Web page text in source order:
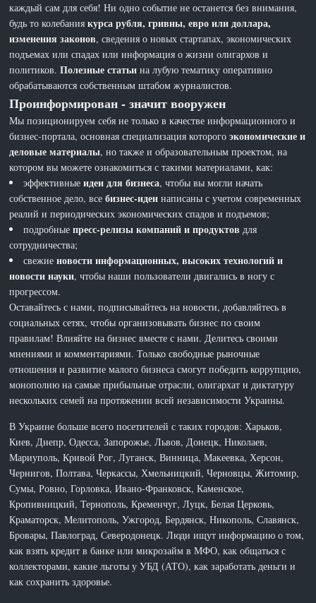
каждый сам для себя! Ни одно событие не останется без внимания,
будь то колебаниякурса рубля, гривны, евро или доллара,
изменения законов, сведения о новых стартапах, экономических
подъемах или спадах или информация о жизни олигархов и
политиков.Полезные статьи на лубую тематику оперативно
обрабатываются собственным штабом журналистов.
Проинформирован - значит вооружен
Мы позиционируем себя не только в качестве информационного и
бизнес-портала, основная специализация которогоэкономические и
деловые материалы, но также и образовательным проектом, на
котором вы можете ознакомиться с такими материалами, как:
эффективныеидеи для бизнеса, чтобы вы могли начать
собственное дело, всебизнес-идеи написаны с учетом современных
реалий и периодических экономических спадов и подъемов;
подробныепресс-релизы компаний и продуктов для
сотрудничества;
свежиеновости информационных, высоких технологий и
новости науки, чтобы наши пользователи двигались в ногу с
прогрессом.
Оставайтесь с нами, подписывайтесь на новости, добавляйтесь в
социальных сетях, чтобы организовывать бизнес по своим
правилам! Влияйте на бизнес вместе с нами. Делитесь своими
мнениями и комментариями. Только свободные рыночные
отношения и развитие малого бизнеса смогут победить коррупцию,
монополию на самые прибыльные отрасли, олигархат и диктатуру
нескольких семей на протяжении всей независимости Украины.
В Украине больше всего посетителей с таких городов: Харьков,
Киев, Днепр, Одесса, Запорожье, Львов, Донецк, Николаев,
Мариуполь, Кривой Рог, Луганск, Винница, Макеевка, Херсон,
Чернигов, Полтава, Черкассы, Хмельницкий, Черновцы, Житомир,
Сумы, Ровно, Горловка, Ивано-Франковск, Каменское,
Кропивницкий, Тернополь, Кременчуг, Луцк, Белая Церковь,
Краматорск, Мелитополь, Ужгород, Бердянск, Никополь, Славянск,
Бровары, Павлоград, Северодонецк. Люди ищут информацию о том,
как взять кредит в банке или микрозайм в МФО, как общаться с
коллекторами, какие льготы у УБД (АТО), как заработать деньги и
как сохранить здоровье.